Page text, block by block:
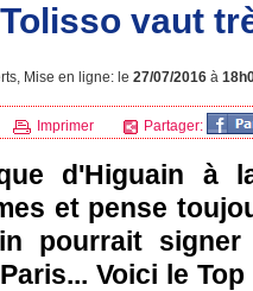
vaut
Mise en ligne: le 27/07/2016 à
Imprimer Partager:
d'Higuain à
et pense
pourrait
Voici le